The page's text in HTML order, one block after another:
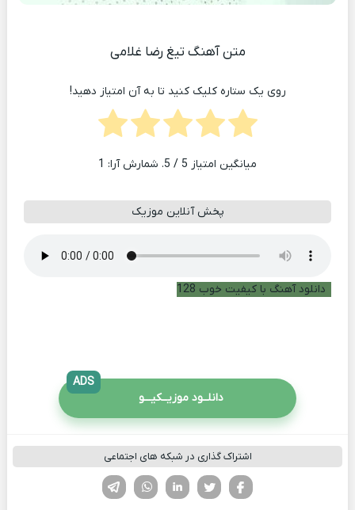
متن آهنگ تیغ رضا غلامی
روی یک ستاره کلیک کنید تا به آن امتیاز دهید!
میانگین امتیاز 5 / 5. شمارش آرا: 1
پخش آنلاین موزیک
دانلود آهنگ با کیفیت خوب 128
دانلــود موزیــکیـــو
ADS
اشتراک گذاری در شبکه های اجتماعی
لینکدین تویتر
فیسوک